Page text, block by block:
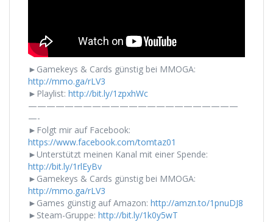
►Gamekeys & Cards günstig bei MMOGA:
http://mmo.ga/rLV3
►Playlist: http://bit.ly/1zpxhWc
———————————————————————
—-
►Folgt mir auf Facebook:
https://www.facebook.com/tomtaz01
►Unterstützt meinen Kanal mit einer Spende:
http://bit.ly/1rlEyBv
►Gamekeys & Cards günstig bei MMOGA:
http://mmo.ga/rLV3
►Games günstig auf Amazon: http://amzn.to/1pnuDJ8
►Steam-Gruppe: http://bit.ly/1k0y5wT